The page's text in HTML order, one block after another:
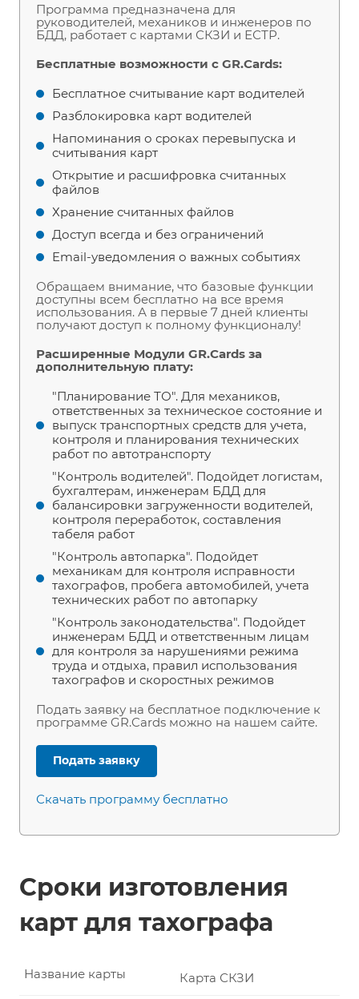
Программа предназначена для
руководителей, механиков и инженеров по
БДД, работает с картами СКЗИ и ЕСТР.
Бесплатные возможности с GR.Cards:
Бесплатное считывание карт водителей
Разблокировка карт водителей
Напоминания о сроках перевыпуска и
считывания карт
Открытие и расшифровка считанных
файлов
Хранение считанных файлов
Доступ всегда и без ограничений
Email-уведомления о важных событиях
Обращаем внимание, что базовые функции
доступны всем бесплатно на все время
использования. А в первые 7 дней клиенты
получают доступ к полному функционалу!
Расширенные Модули GR.Cards за
дополнительную плату:
"Планирование ТО". Для механиков,
ответственных за техническое состояние и
выпуск транспортных средств для учета,
контроля и планирования технических
работ по автотранспорту
"Контроль водителей". Подойдет логистам,
бухгалтерам, инженерам БДД для
балансировки загруженности водителей,
контроля переработок, составления
табеля работ
"Контроль автопарка". Подойдет
механикам для контроля исправности
тахографов, пробега автомобилей, учета
технических работ по автопарку
"Контроль законодательства". Подойдет
инженерам БДД и ответственным лицам
для контроля за нарушениями режима
труда и отдыха, правил использования
тахографов и скоростных режимов
Подать заявку на бесплатное подключение к
программе GR.Cards можно на нашем сайте.
Подать заявку
Скачать программу бесплатно
Сроки изготовления
карт для тахографа
Карта СКЗИ
Название карты